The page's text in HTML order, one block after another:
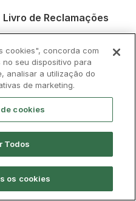
Livro de Reclamações
cookies", concorda com
seu dispositivo para
analisar a utilização do
de marketing.
cookies
Todos
os cookies